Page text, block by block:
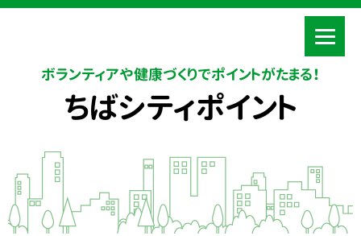
ボランティアや健康づくりでポイントがたまる！
ちばシティポイント